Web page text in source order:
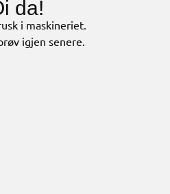
da!
i maskineriet.
igjen senere.